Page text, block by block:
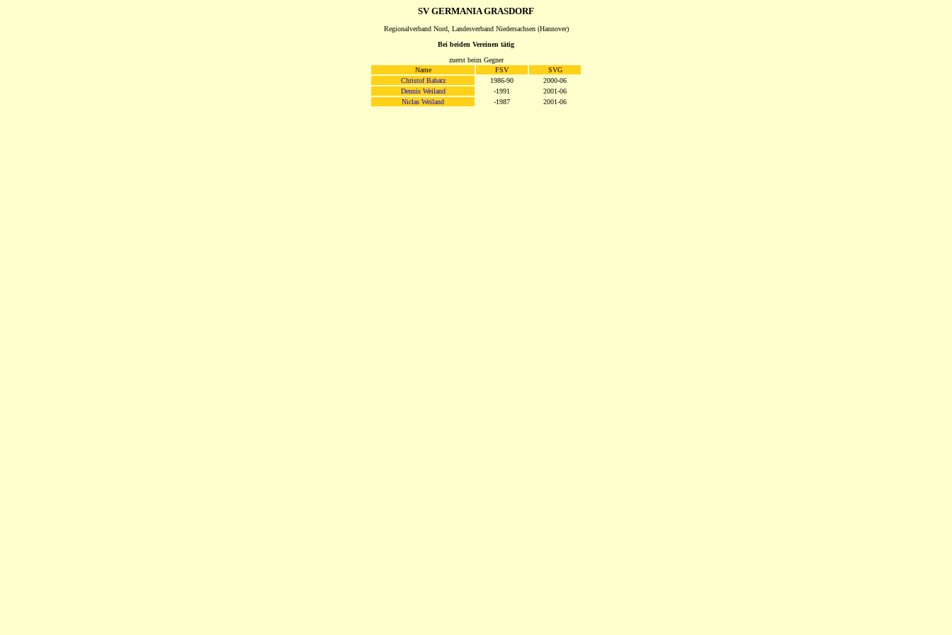
SV GERMANIA GRASDORF
Regionalverband Nord, Landesverband Niedersachsen (Hannover)
Bei beiden Vereinen tätig
zuerst beim Gegner
Name
FSV
SVG
Christof Babatz
1986-90
2000-06
Dennis Weiland
-1991
2001-06
Niclas Weiland
-1987 2001-06